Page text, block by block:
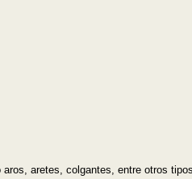
aretes, colgantes, entre otros